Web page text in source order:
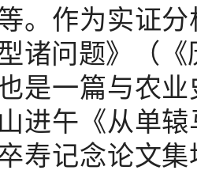
。作为实证
诸问题》（
是一篇与农
进午《从单
寿记念论文